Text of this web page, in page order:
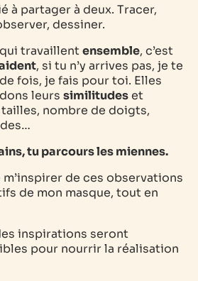
à partager à deux. Tracer,
dessiner.
travaillent ensemble, c’est
, si tu n’y arrives pas, je te
fois, je fais pour toi. Elles
leurs similitudeset
tailles, nombre de doigts,
tu parcours les miennes.
de ces observations
de mon masque, tout en
inspirations seront
pour nourrir la réalisation